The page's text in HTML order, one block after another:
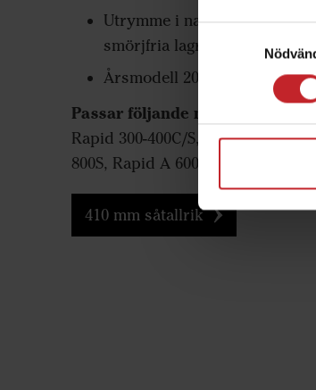
Utrymme i navet för
smörjfria lagret
Årsmodell 2015-
Passar följande maskiner:
Rapid 300-400C/S, Rapid A 400-
800S, Rapid A 600-800C
410 mm såtallrik